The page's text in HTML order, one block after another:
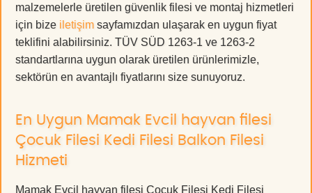
malzemelerle üretilen güvenlik filesi ve montaj hizmetleri
için bize iletişim sayfamızdan ulaşarak en uygun fiyat
teklifini alabilirsiniz. TÜV SÜD 1263-1 ve 1263-2
standartlarına uygun olarak üretilen ürünlerimizle,
sektörün en avantajlı fiyatlarını size sunuyoruz.
En Uygun Mamak Evcil hayvan filesi
Çocuk Filesi Kedi Filesi Balkon Filesi
Hizmeti
Mamak Evcil hayvan filesi Çocuk Filesi Kedi Filesi